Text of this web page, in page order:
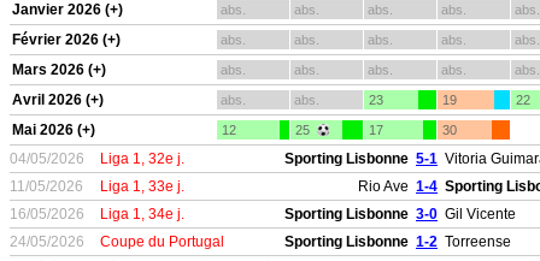
Janvier 2026 (+) abs. abs. abs. abs. abs.
Février 2026 (+) abs. abs. abs. abs. abs.
Mars 2026 (+) abs. abs. abs. abs. abs.
Avril 2026 (+) abs. abs. 23 19 22
Mai 2026 (+) 12 25 17 30
04/05/2026 Liga 1, 32e j. Sporting Lisbonne 5-1 Vitoria
11/05/2026
Liga 1, 33e j. Rio Ave 1-4 Sporting
16/05/2026
Liga 1, 34e j. Sporting Lisbonne 3-0 Gil Vicente
24/05/2026
Coupe du Portugal Sporting Lisbonne 1-2 Torreense